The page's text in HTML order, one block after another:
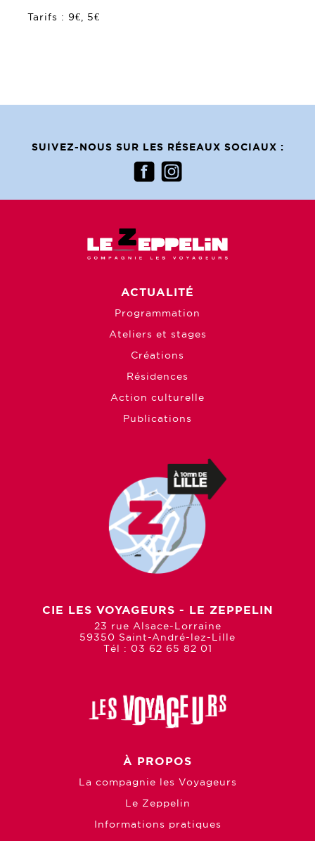
Tarifs : 9€, 5€
SUIVEZ-NOUS SUR LES RÉSEAUX SOCIAUX :
ACTUALITÉ
Programmation
Ateliers et stages
Créations
Résidences
Action culturelle
Publications
CIE LES VOYAGEURS - LE ZEPPELIN
23 rue Alsace-Lorraine
59350 Saint-André-lez-Lille
Tél : 03 62 65 82 01
À PROPOS
La compagnie les Voyageurs
Le Zeppelin
Informations pratiques